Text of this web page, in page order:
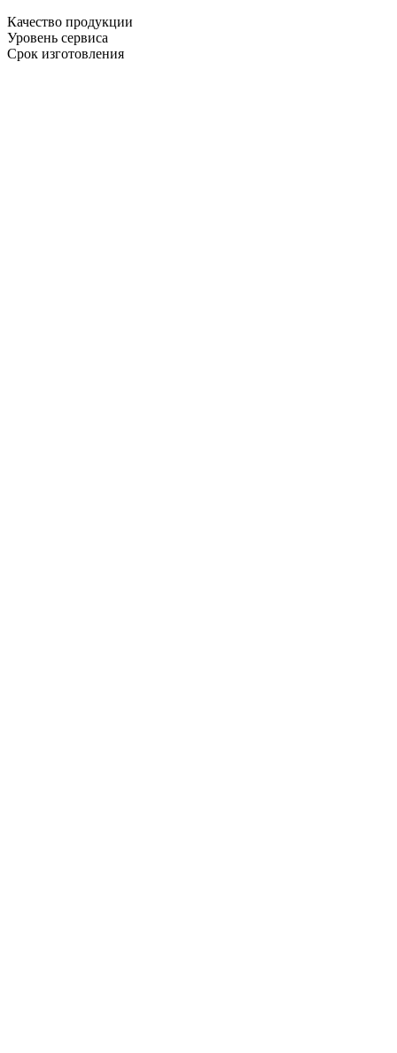
Качество продукции
Уровень сервиса
Срок изготовления